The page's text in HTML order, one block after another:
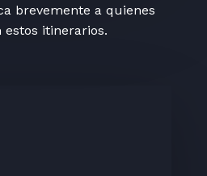
brevemente a quienes
estos itinerarios.